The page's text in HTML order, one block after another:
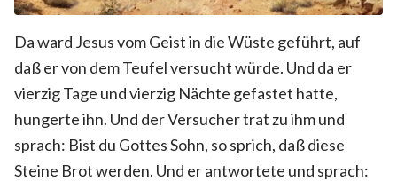
Da ward Jesus vom Geist in die Wüste geführt, auf
daß er von dem Teufel versucht würde. Und da er
vierzig Tage und vierzig Nächte gefastet hatte,
hungerte ihn. Und der Versucher trat zu ihm und
sprach: Bist du Gottes Sohn, so sprich, daß diese
Steine Brot werden. Und er antwortete und sprach: